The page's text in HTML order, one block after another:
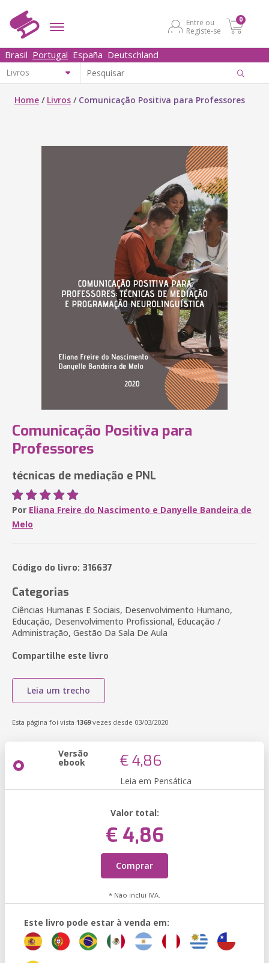
Entre ou
Registe-se
0
Brasil Portugal España Deutschland
Home / Livros / Comunicação Positiva para Professores
Comunicação Positiva para
Professores
técnicas de mediação e PNL
Por Eliana Freire do Nascimento e Danyelle Bandeira de
Melo
Código do livro: 316637
Categorias
Ciências Humanas E Sociais, Desenvolvimento Humano,
Educação, Desenvolvimento Profissional, Educação /
Administração, Gestão Da Sala De Aula
Compartilhe este livro
Leia um trecho
Esta página foi vista 1369vezes desde 03/03/2020
Versão
ebook € 4,86
Leia em Pensática
Valor total:
€ 4,86
Comprar
* Não inclui IVA.
Este livro pode estar à venda em: